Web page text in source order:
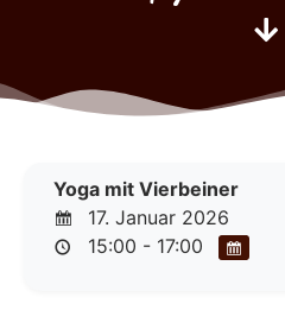
Yoga mit Vierbeiner
17. Januar 2026
15:00 - 17:00